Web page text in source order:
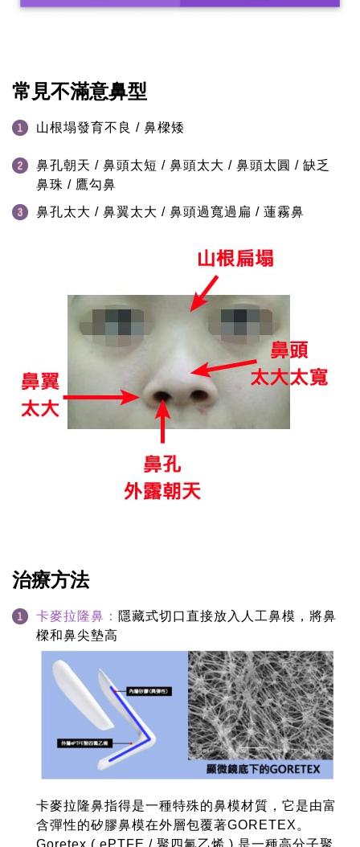
常見不滿意鼻型
山根塌發育不良 / 鼻樑矮
鼻孔朝天 / 鼻頭太短 / 鼻頭太大 / 鼻頭太圓 / 缺乏
鼻珠 / 鷹勾鼻
鼻孔太大 / 鼻翼太大 / 鼻頭過寬過扁 / 蓮霧鼻
治療方法
卡麥拉隆鼻： 隱藏式切口直接放入人工鼻模，將鼻
樑和鼻尖墊高
卡麥拉隆鼻指得是一種特殊的鼻模材質，它是由富
含彈性的矽膠鼻模在外層包覆著GORETEX。
Goretex ( ePTFE / 聚四氟乙烯 ) 是一種高分子聚